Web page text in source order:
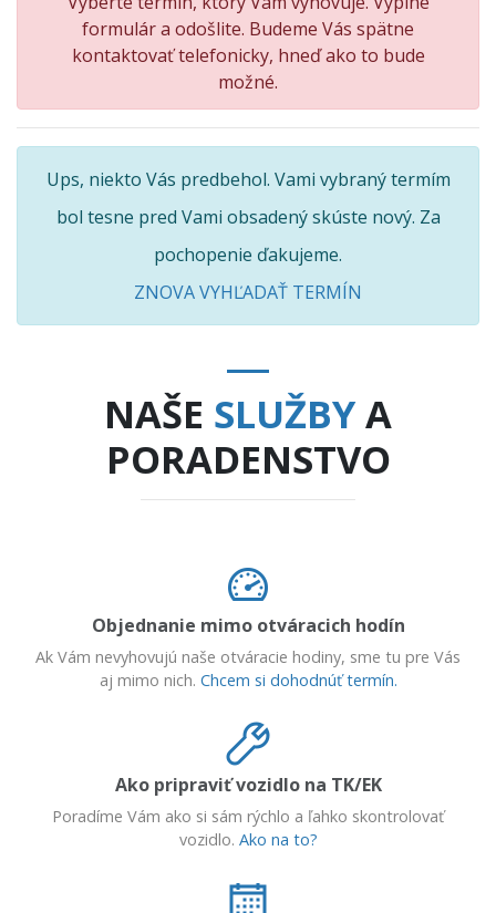
formulár a odošlite. Budeme Vás spätne
kontaktovať telefonicky, hneď ako to bude
možné.
Ups, niekto Vás predbehol. Vami vybraný termím
bol tesne pred Vami obsadený skúste nový. Za
pochopenie ďakujeme.
ZNOVA VYHĽADAŤ TERMÍN
NAŠE SLUŽBYA
PORADENSTVO
Objednanie mimo otváracich hodín
Ak Vám nevyhovujú naše otváracie hodiny, sme tu pre Vás
aj mimo nich. Chcem si dohodnúť termín.
Ako pripraviť vozidlo na TK/EK
Poradíme Vám ako si sám rýchlo a ľahko skontrolovať
vozidlo. Ako na to?